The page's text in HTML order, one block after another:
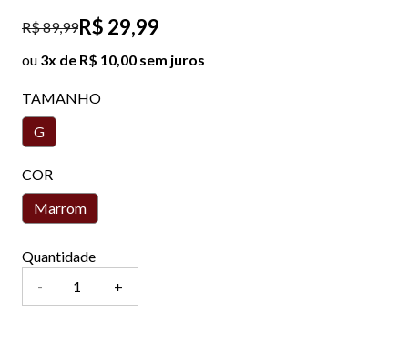
R$ 89,99R$ 29,99
ou 3x de R$ 10,00 sem juros
TAMANHO
G
COR
Marrom
Quantidade
-
+